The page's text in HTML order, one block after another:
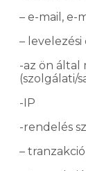
– e-mail, e-
– levelezési
-az ön által
(szolgálati/
-IP
-rendelés
–